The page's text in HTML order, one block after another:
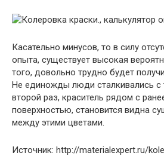
Касательно минусов, то в силу
опыта, существует высокая
того, довольно трудно будет
Не единожды люди сталкивались с
второй раз, краситель рядом с
поверхностью, становится видна
между этими цветами.
Источник: http://materialexpert.ru/